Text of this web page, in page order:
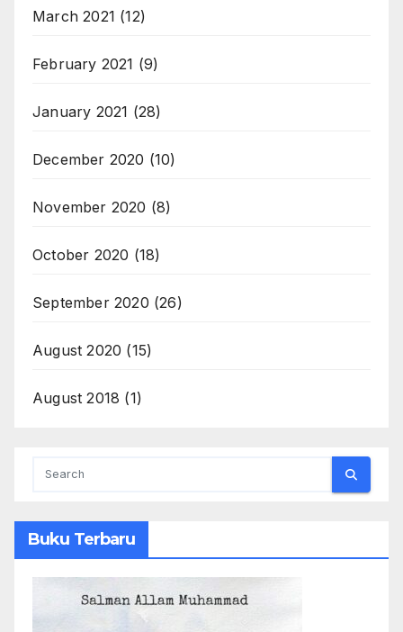
March 2021 (12)
February 2021 (9)
January 2021 (28)
December 2020 (10)
November 2020 (8)
October 2020 (18)
September 2020 (26)
August 2020 (15)
August 2018 (1)
Buku Terbaru